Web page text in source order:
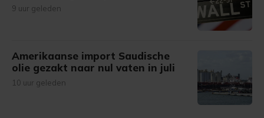
9 uur geleden
Amerikaanse import Saudische
olie gezakt naar nul vaten in juli
10 uur geleden